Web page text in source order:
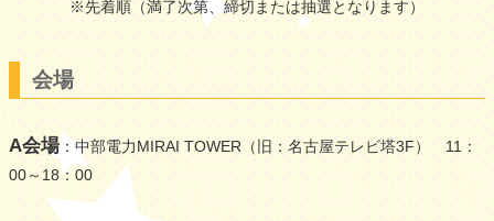
※先着順（満了次第、締切または抽選となります）
会場
A会場：中部電力MIRAI TOWER（旧：名古屋テレビ塔3F） 11：
00～18：00